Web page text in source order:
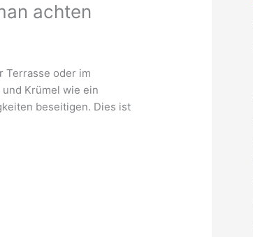
achten
Terrasse oder im
Krümel wie ein
beseitigen. Dies ist